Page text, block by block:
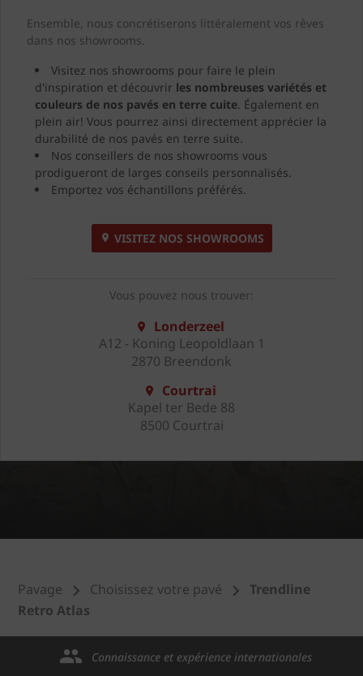
Ensemble, nous concrétiserons littéralement vos rêves
dans nos showrooms.
Visitez nos showrooms pour faire le plein
d'inspiration et découvrir les nombreuses variétés et
couleurs de nos pavés en terre cuite. Également en
plein air! Vous pourrez ainsi directement apprécier la
durabilité de nos pavés en terre suite.
Nos conseillers de nos showrooms vous
prodigueront de larges conseils personnalisés.
Emportez vos échantillons préférés.
VISITEZ NOS SHOWROOMS
Vous pouvez nous trouver:
Londerzeel
A12 - Koning Leopoldlaan 1
2870 Breendonk
Courtrai
Kapel ter Bede 88
8500 Courtrai
Pavage Choisissez votre pavé
Trendline
Retro Atlas
Connaissance et expérience internationales